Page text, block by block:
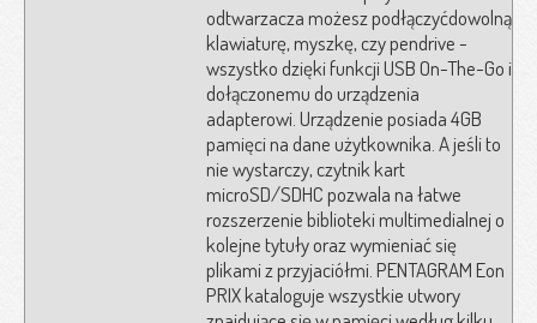
odtwarzacza możesz podłączyćdowolną
klawiaturę, myszkę, czy pendrive -
wszystko dzięki funkcji USB On-The-Go i
dołączonemu do urządzenia
adapterowi. Urządzenie posiada 4GB
pamięci na dane użytkownika. A jeśli to
nie wystarczy, czytnik kart
microSD/SDHC pozwala na łatwe
rozszerzenie biblioteki multimedialnej o
kolejne tytuły oraz wymieniać się
plikami z przyjaciółmi. PENTAGRAM Eon
PRIX kataloguje wszystkie utwory